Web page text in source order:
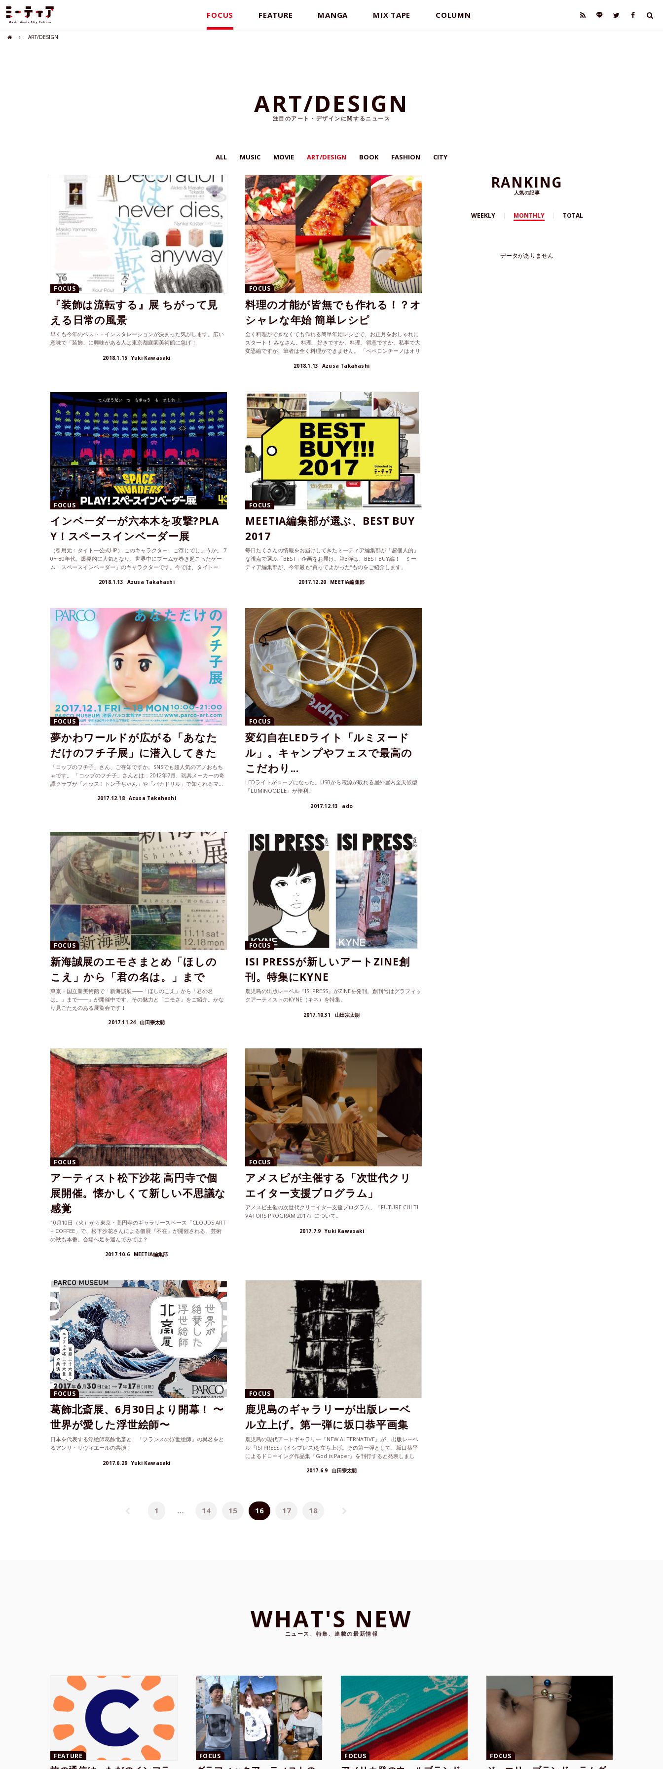
FOCUS FEATURE MANGA MIX TAPE COLUMN
ART/DESIGN
ART/DESIGN
注目のアート・デザインに関するニュース
ALL MUSIC MOVIE ART/DESIGN BOOK FASHION CITY
FOCUS
『装飾は流転する』展 ちがって見
える日常の風景
早くも今年のベスト・インスタレーションが決まった気がします。広い
意味で「装飾」に興味がある人は東京都庭園美術館に急げ！
2018.1.15 Yuki Kawasaki
FOCUS
料理の才能が皆無でも作れる！？オ
シャレな年始 簡単レシピ
全く料理ができなくても作れる簡単年始レシピで、お正月をおしゃれに
スタート！ みなさん。料理、好きですか。料理、得意ですか。私事で大
変恐縮ですが、筆者は全く料理ができません。 「ペペロンチーノはオリ
2018.1.13 Azusa Takahashi
FOCUS
インベーダーが六本木を攻撃?PLA
Y！スペースインベーダー展
（引用元：タイトー公式HP） このキャラクター、ご存じでしょうか。 7
0〜80年代、爆発的に人気となり、世界中にブームが巻き起こったゲー
ム「スペースインベーダー」のキャラクターです。今では、タイトー
2018.1.13 Azusa Takahashi
FOCUS
MEETIA編集部が選ぶ、BEST BUY
2017
毎日たくさんの情報をお届けしてきたミーティア編集部が「超個人的」
な視点で選ぶ「BEST」企画をお届け。第3弾は、BEST BUY編！ ミー
ティア編集部が、今年最も“買ってよかった”ものをご紹介します。
2017.12.20 MEETIA編集部
FOCUS
夢かわワールドが広がる「あなた
だけのフチ子展」に潜入してきた
「コップのフチ子」さん、ご存知ですか。SNSでも超人気のアノおもち
ゃです。 「コップのフチ子」さんとは… 2012年7月、玩具メーカーの奇
譚クラブが「オッス！トン子ちゃん」や「バカドリル」で知られるマ...
2017.12.18 Azusa Takahashi
FOCUS
変幻自在LEDライト「ルミヌード
ル」。キャンプやフェスで最高の
こだわり...
LEDライトがロープになった。USBから電源が取れる屋外屋内全天候型
「LUMINOODLE」が便利！
2017.12.13 ado
FOCUS
新海誠展のエモさまとめ「ほしの
こえ」から「君の名は。」まで
東京・国立新美術館で「新海誠展――「ほしのこえ」から「君の名
は。」まで――」が開催中です。その魅力と「エモさ」をご紹介。かな
り見ごたえのある展覧会です！
2017.11.24 山田宗太朗
FOCUS
ISI PRESSが新しいアートZINE創
刊。特集にKYNE
鹿児島の出版レーベル『ISI PRESS』がZINEを発刊。創刊号はグラフィッ
クアーティストのKYNE（キネ）を特集。
2017.10.31 山田宗太朗
FOCUS
アーティスト松下沙花 高円寺で個
展開催。懐かしくて新しい不思議な
感覚
10月10日（火）から東京・高円寺のギャラリースペース「CLOUDS ART
+ COFFEE」で、松下沙花さんによる個展『不在』が開催される。芸術
の秋も本番。会場へ足を運んでみては？
2017.10.6 MEETIA編集部
FOCUS
アメスピが主催する「次世代クリ
エイター支援プログラム」
アメスピ主催の次世代クリエイター支援プログラム、『FUTURE CULTI
VATORS PROGRAM 2017』について。
2017.7.9 Yuki Kawasaki
FOCUS
葛飾北斎展、6月30日より開幕！ 〜
世界が愛した浮世絵師〜
日本を代表する浮絵師葛飾北斎と、「フランスの浮世絵師」の異名をと
るアンリ・リヴィエールの共演！
2017.6.29 Yuki Kawasaki
FOCUS
鹿児島のギャラリーが出版レーベ
ル立上げ。第一弾に坂口恭平画集
鹿児島の現代アートギャラリー『NEW ALTERNATIVE』が、出版レーベ
ル『ISI PRESS』(イシプレス)を立ち上げ。その第一弾として、坂口恭平
によるドローイング作品集『God is Paper』を刊行すると発表しまし
2017.6.9 山田宗太朗
1 … 14 15 16 17 18
RANKING
人気の記事
WEEKLY MONTHLY TOTAL
データがありません
WHAT'S NEW
ニュース、特集、連載の最新情報
FEATURE FOCUS FOCUS FOCUS